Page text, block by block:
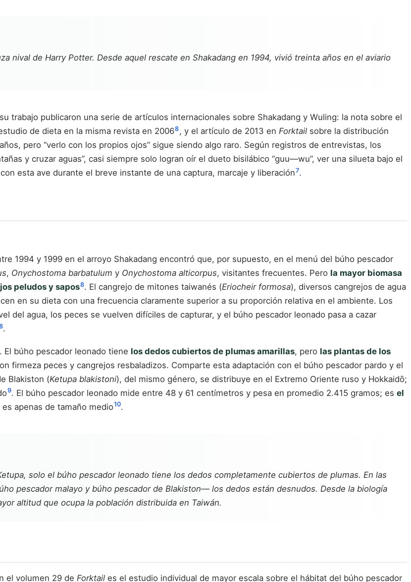
nival de Harry Potter. Desde aquel rescate en Shakadang en 1994, vivió treinta años en el aviario
trabajo publicaron una serie de artículos internacionales sobre Shakadang y Wuling: la nota sobre el
de dieta en la misma revista en 20068, y el artículo de 2013 en Forktailsobre la distribución
pero “verlo con los propios ojos” sigue siendo algo raro. Según registros de entrevistas, los
y cruzar aguas”, casi siempre solo logran oír el dueto bisilábico “guu—wu”, ver una silueta bajo el
esta ave durante el breve instante de una captura, marcaje y liberación7.
1994 y 1999 en el arroyo Shakadang encontró que, por supuesto, en el menú del búho pescador
, Onychostoma barbatulum y Onychostoma alticorpus, visitantes frecuentes. Pero la mayor biomasa
peludos y sapos8. El cangrejo de mitones taiwanés (Eriocheir formosa), diversos cangrejos de agua
en su dieta con una frecuencia claramente superior a su proporción relativa en el ambiente. Los
del agua, los peces se vuelven difíciles de capturar, y el búho pescador leonado pasa a cazar
.
búho pescador leonado tiene los dedos cubiertos de plumas amarillas, pero las plantas de los
firmeza peces y cangrejos resbaladizos. Comparte esta adaptación con el búho pescador pardo y el
Blakiston (Ketupa blakistoni), del mismo género, se distribuye en el Extremo Oriente ruso y Hokkaidō;
9. El búho pescador leonado mide entre 48 y 61 centímetros y pesa en promedio 2.415 gramos; esel
es apenas de tamaño medio10.
, solo el búho pescador leonado tiene los dedos completamente cubiertos de plumas. En las
pescador malayo y búho pescador de Blakiston— los dedos están desnudos. Desde la biología
altitud que ocupa la población distribuida en Taiwán.
el volumen 29 de Forktail es el estudio individual de mayor escala sobre el hábitat del búho pescador